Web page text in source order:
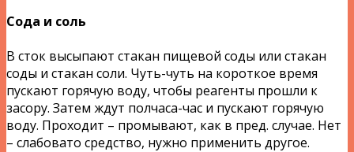
Сода и соль
В сток высыпают стакан пищевой соды или стакан
соды и стакан соли. Чуть-чуть на короткое время
пускают горячую воду, чтобы реагенты прошли к
засору. Затем ждут полчаса-час и пускают горячую
воду. Проходит – промывают, как в пред. случае. Нет
– слабовато средство, нужно применить другое.